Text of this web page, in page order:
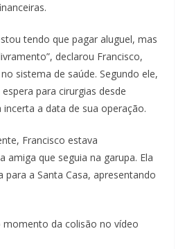
tendo que pagar aluguel, mas
declarou Francisco,
sistema de saúde. Segundo ele,
para cirurgias desde
a data de sua operação.
Francisco estava
amiga que seguia na garupa. Ela
a Santa Casa, apresentando
momento da colisão no vídeo